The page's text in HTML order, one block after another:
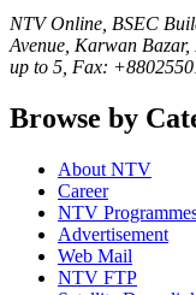
NTV Online, BSEC
Avenue, Karwan
up to 5, Fax:
Browse by
About NTV
Career
NTV
Advertisement
Web Mail
NTV FTP